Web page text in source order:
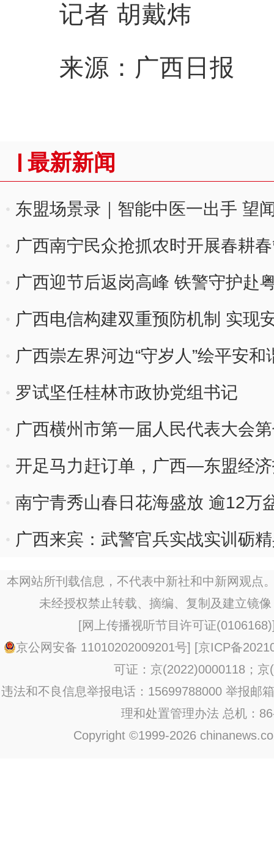
记者 胡戴炜
来源：广西日报
最新新闻
东盟场景录｜智能中医一出手 望
广西南宁民众抢抓农时开展春耕
广西迎节后返岗高峰 铁警守护赴
广西电信构建双重预防机制 实现
广西崇左界河边“守岁人”绘平安
罗试坚任桂林市政协党组书记
广西横州市第一届人民代表大会
开足马力赶订单，广西—东盟经
度”
南宁青秀山春日花海盛放 逾12万
广西来宾：武警官兵实战实训砺
本网站所刊载信息，不代表中新社和中新网观点
未经授权禁止转载、摘编、复制及建立镜
[网上传播视听节目许可证(0106168)
京公网安备 11010202009201号] [京ICP备
可证：京(2022)0000118；京
违法和不良信息举报电话：15699788000 举报邮
理和处置管理办法 总机：
Copyright ©1999-2026